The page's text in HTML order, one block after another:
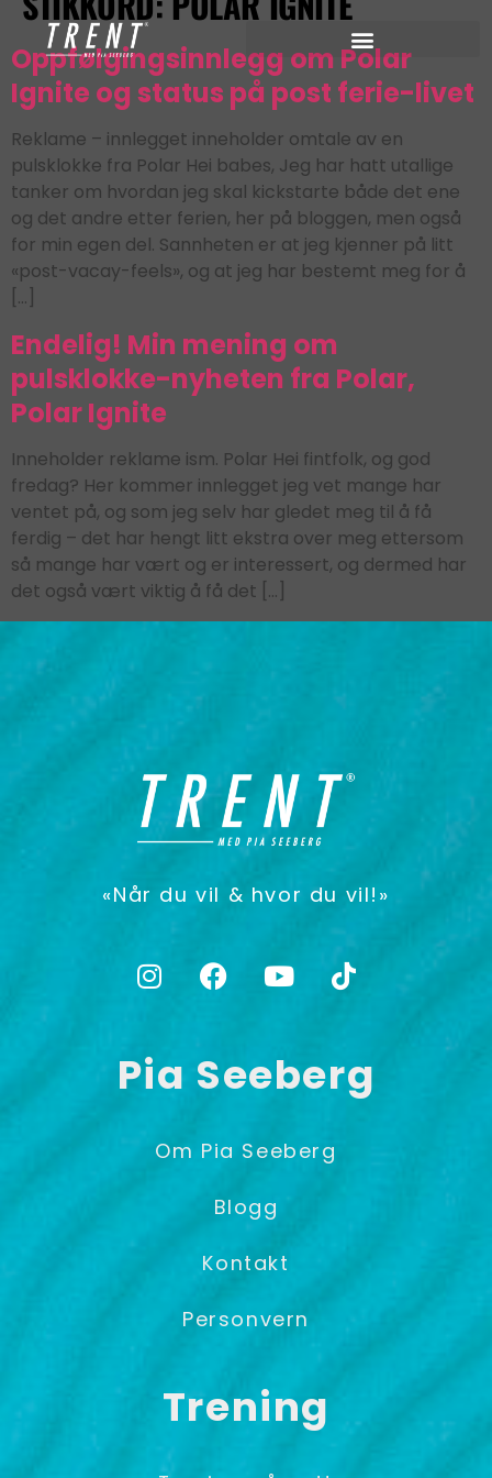
Oppfølgingsinnlegg om Polar
Ignite og status på post ferie-livet
Reklame – innlegget inneholder omtale av en
pulsklokke fra Polar Hei babes, Jeg har hatt utallige
tanker om hvordan jeg skal kickstarte både det ene
og det andre etter ferien, her på bloggen, men også
for min egen del. Sannheten er at jeg kjenner på litt
«post-vacay-feels», og at jeg har bestemt meg for å
[…]
Endelig! Min mening om
pulsklokke-nyheten fra Polar,
Polar Ignite
Inneholder reklame ism. Polar Hei fintfolk, og god
fredag? Her kommer innlegget jeg vet mange har
ventet på, og som jeg selv har gledet meg til å få
ferdig – det har hengt litt ekstra over meg ettersom
så mange har vært og er interessert, og dermed har
det også vært viktig å få det […]
«Når du vil & hvor du vil!»
Pia Seeberg
Om Pia Seeberg
Blogg
Kontakt
Personvern
Trening